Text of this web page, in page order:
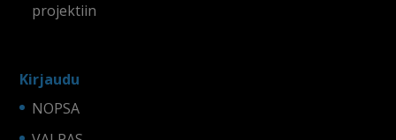
projektiin
Kirjaudu
NOPSA